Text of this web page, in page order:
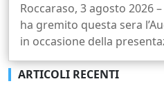
Roccaraso, 3 agosto 2026
ha gremito questa sera
in occasione della
ARTICOLI RECENTI